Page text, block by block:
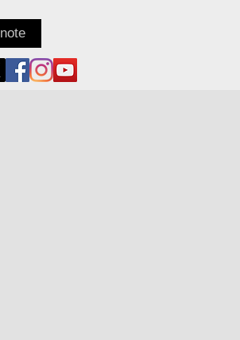
note